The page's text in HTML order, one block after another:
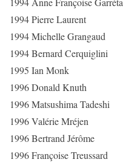
1994 Pierre Laurent
1994 Michelle Grangaud
1994 Bernard Cerquiglini
1995 Ian Monk
1996 Donald Knuth
1996 Matsushima Tadeshi
1996 Valérie Mréjen
1996 Bertrand Jérôme
1996 Françoise Treussard